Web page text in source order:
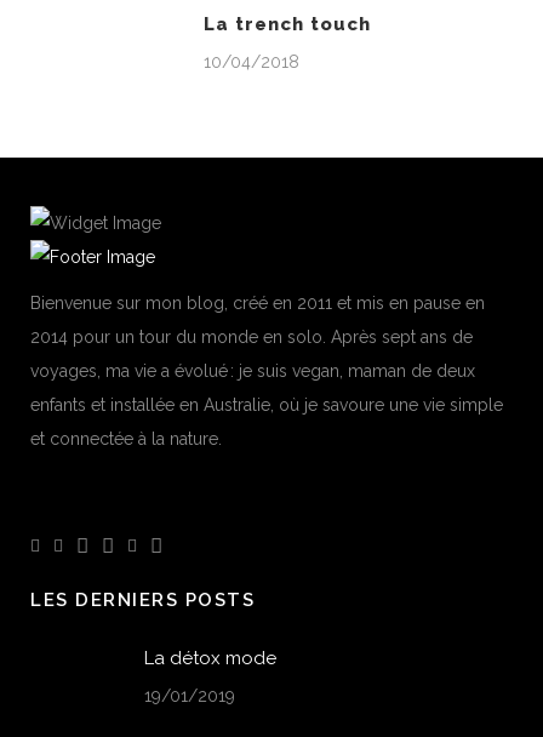
La trench touch
10/04/2018
Bienvenue sur mon blog, créé en 2011 et mis en pause en
2014 pour un tour du monde en solo. Après sept ans de
voyages, ma vie a évolué : je suis vegan, maman de deux
enfants et installée en Australie, où je savoure une vie simple
et connectée à la nature.
LES DERNIERS POSTS
La détox mode
19/01/2019